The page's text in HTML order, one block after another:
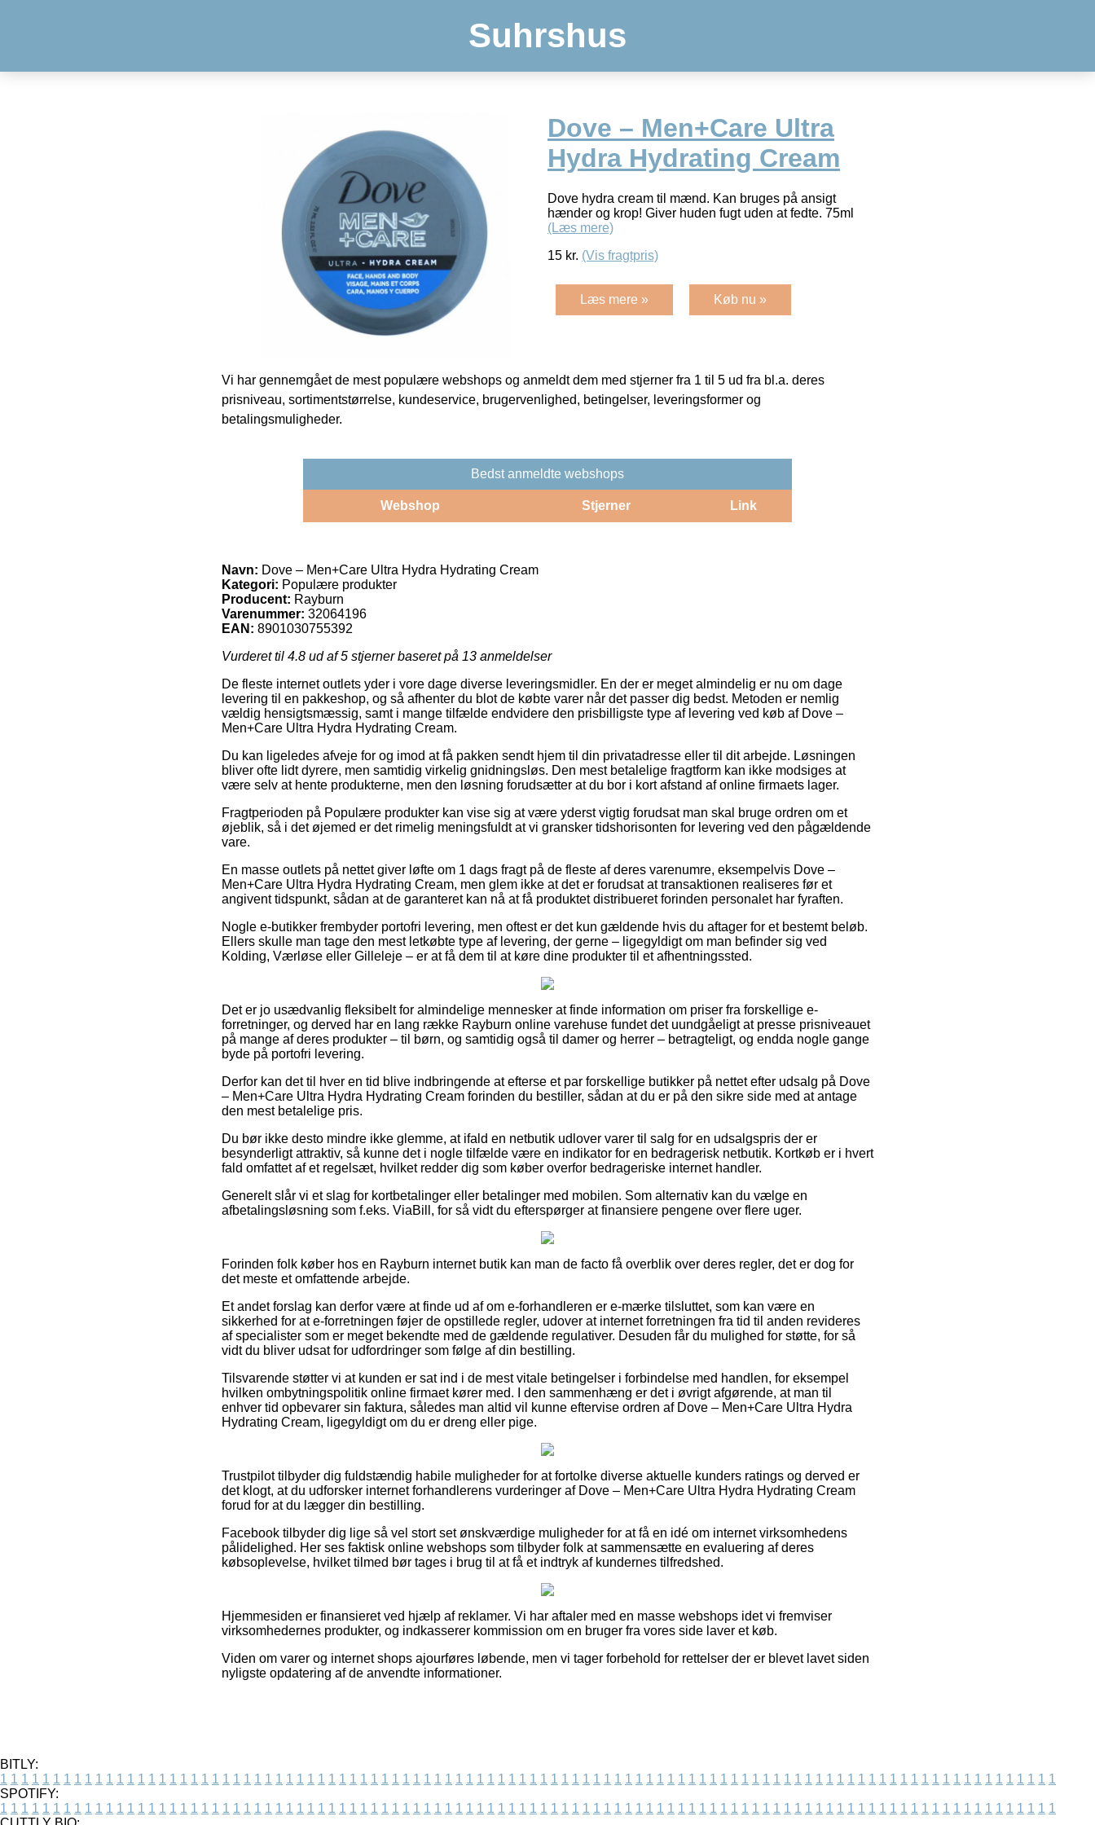
Suhrshus
Dove – Men+Care Ultra
Hydra Hydrating Cream
Dove hydra cream til mænd. Kan bruges på ansigt
hænder og krop! Giver huden fugt uden at fedte. 75ml
(Læs mere)
15 kr. (Vis fragtpris)
Læs mere » Køb nu »
Vi har gennemgået de mest populære webshops og anmeldt dem med stjerner fra 1 til 5 ud fra bl.a. deres
prisniveau, sortimentstørrelse, kundeservice, brugervenlighed, betingelser, leveringsformer og
betalingsmuligheder.
Bedst anmeldte webshops
Webshop Stjerner Link
Navn: Dove – Men+Care Ultra Hydra Hydrating Cream
Kategori: Populære produkter
Producent: Rayburn
Varenummer: 32064196
EAN: 8901030755392
Vurderet til 4.8 ud af 5 stjerner baseret på 13 anmeldelser
De fleste internet outlets yder i vore dage diverse leveringsmidler. En der er meget almindelig er nu om dage
levering til en pakkeshop, og så afhenter du blot de købte varer når det passer dig bedst. Metoden er nemlig
vældig hensigtsmæssig, samt i mange tilfælde endvidere den prisbilligste type af levering ved køb af Dove –
Men+Care Ultra Hydra Hydrating Cream.
Du kan ligeledes afveje for og imod at få pakken sendt hjem til din privatadresse eller til dit arbejde. Løsningen
bliver ofte lidt dyrere, men samtidig virkelig gnidningsløs. Den mest betalelige fragtform kan ikke modsiges at
være selv at hente produkterne, men den løsning forudsætter at du bor i kort afstand af online firmaets lager.
Fragtperioden på Populære produkter kan vise sig at være yderst vigtig forudsat man skal bruge ordren om et
øjeblik, så i det øjemed er det rimelig meningsfuldt at vi gransker tidshorisonten for levering ved den pågældende
vare.
En masse outlets på nettet giver løfte om 1 dags fragt på de fleste af deres varenumre, eksempelvis Dove –
Men+Care Ultra Hydra Hydrating Cream, men glem ikke at det er forudsat at transaktionen realiseres før et
angivent tidspunkt, sådan at de garanteret kan nå at få produktet distribueret forinden personalet har fyraften.
Nogle e-butikker frembyder portofri levering, men oftest er det kun gældende hvis du aftager for et bestemt beløb.
Ellers skulle man tage den mest letkøbte type af levering, der gerne – ligegyldigt om man befinder sig ved
Kolding, Værløse eller Gilleleje – er at få dem til at køre dine produkter til et afhentningssted.
Det er jo usædvanlig fleksibelt for almindelige mennesker at finde information om priser fra forskellige e-
forretninger, og derved har en lang række Rayburn online varehuse fundet det uundgåeligt at presse prisniveauet
på mange af deres produkter – til børn, og samtidig også til damer og herrer – betragteligt, og endda nogle gange
byde på portofri levering.
Derfor kan det til hver en tid blive indbringende at efterse et par forskellige butikker på nettet efter udsalg på Dove
– Men+Care Ultra Hydra Hydrating Cream forinden du bestiller, sådan at du er på den sikre side med at antage
den mest betalelige pris.
Du bør ikke desto mindre ikke glemme, at ifald en netbutik udlover varer til salg for en udsalgspris der er
besynderligt attraktiv, så kunne det i nogle tilfælde være en indikator for en bedragerisk netbutik. Kortkøb er i hvert
fald omfattet af et regelsæt, hvilket redder dig som køber overfor bedrageriske internet handler.
Generelt slår vi et slag for kortbetalinger eller betalinger med mobilen. Som alternativ kan du vælge en
afbetalingsløsning som f.eks. ViaBill, for så vidt du efterspørger at finansiere pengene over flere uger.
Forinden folk køber hos en Rayburn internet butik kan man de facto få overblik over deres regler, det er dog for
det meste et omfattende arbejde.
Et andet forslag kan derfor være at finde ud af om e-forhandleren er e-mærke tilsluttet, som kan være en
sikkerhed for at e-forretningen føjer de opstillede regler, udover at internet forretningen fra tid til anden revideres
af specialister som er meget bekendte med de gældende regulativer. Desuden får du mulighed for støtte, for så
vidt du bliver udsat for udfordringer som følge af din bestilling.
Tilsvarende støtter vi at kunden er sat ind i de mest vitale betingelser i forbindelse med handlen, for eksempel
hvilken ombytningspolitik online firmaet kører med. I den sammenhæng er det i øvrigt afgørende, at man til
enhver tid opbevarer sin faktura, således man altid vil kunne eftervise ordren af Dove – Men+Care Ultra Hydra
Hydrating Cream, ligegyldigt om du er dreng eller pige.
Trustpilot tilbyder dig fuldstændig habile muligheder for at fortolke diverse aktuelle kunders ratings og derved er
det klogt, at du udforsker internet forhandlerens vurderinger af Dove – Men+Care Ultra Hydra Hydrating Cream
forud for at du lægger din bestilling.
Facebook tilbyder dig lige så vel stort set ønskværdige muligheder for at få en idé om internet virksomhedens
pålidelighed. Her ses faktisk online webshops som tilbyder folk at sammensætte en evaluering af deres
købsoplevelse, hvilket tilmed bør tages i brug til at få et indtryk af kundernes tilfredshed.
Hjemmesiden er finansieret ved hjælp af reklamer. Vi har aftaler med en masse webshops idet vi fremviser
virksomhedernes produkter, og indkasserer kommission om en bruger fra vores side laver et køb.
Viden om varer og internet shops ajourføres løbende, men vi tager forbehold for rettelser der er blevet lavet siden
nyligste opdatering af de anvendte informationer.
BITLY:
1 1 1 1 1 1 1 1 1 1 1 1 1 1 1 1 1 1 1 1 1 1 1 1 1 1 1 1 1 1 1 1 1 1 1 1 1 1 1 1 1 1 1 1 1 1 1 1 1 1 1 1 1 1 1 1 1 1 1 1 1 1 1 1 1 1 1 1 1 1 1 1 1 1 1 1 1 1 1 1 1 1 1 1 1 1 1 1 1 1 1 1 1 1 1 1 1 1 1 1
SPOTIFY:
1 1 1 1 1 1 1 1 1 1 1 1 1 1 1 1 1 1 1 1 1 1 1 1 1 1 1 1 1 1 1 1 1 1 1 1 1 1 1 1 1 1 1 1 1 1 1 1 1 1 1 1 1 1 1 1 1 1 1 1 1 1 1 1 1 1 1 1 1 1 1 1 1 1 1 1 1 1 1 1 1 1 1 1 1 1 1 1 1 1 1 1 1 1 1 1 1 1 1 1